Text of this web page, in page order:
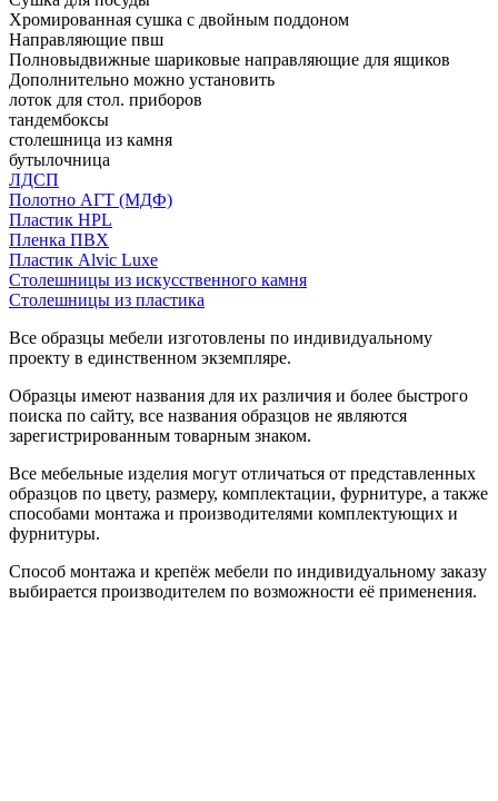
Хромированная сушка с двойным поддоном
Направляющие пвш
Полновыдвижные шариковые направляющие для ящиков
Дополнительно можно установить
лоток для стол. приборов
тандембоксы
столешница из камня
бутылочница
ЛДСП
Полотно АГТ (МДФ)
Пластик HPL
Пленка ПВХ
Пластик Alvic Luxe
Столешницы из искусственного камня
Столешницы из пластика
Все образцы мебели изготовлены по индивидуальному
проекту в единственном экземпляре.
Образцы имеют названия для их различия и более быстрого
поиска по сайту, все названия образцов не являются
зарегистрированным товарным знаком.
Все мебельные изделия могут отличаться от представленных
образцов по цвету, размеру, комплектации, фурнитуре, а также
способами монтажа и производителями комплектующих и
фурнитуры.
Способ монтажа и крепёж мебели по индивидуальному заказу
выбирается производителем по возможности её применения.